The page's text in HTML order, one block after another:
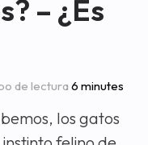
– ¿Es
de lectura 6 minutes
los gatos